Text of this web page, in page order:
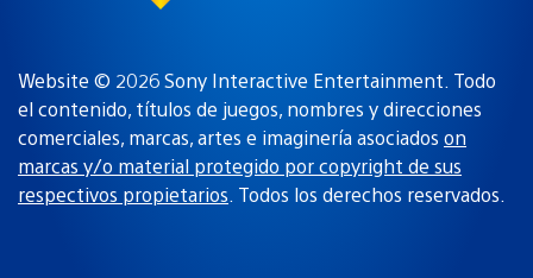
Website © 2026 Sony Interactive Entertainment. Todo
el contenido, títulos de juegos, nombres y direcciones
comerciales, marcas, artes e imaginería asociados on
marcas y/o material protegido por copyright de sus
respectivos propietarios. Todos los derechos reservados.